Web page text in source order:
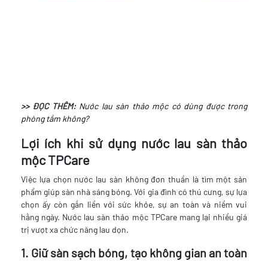
>> ĐỌC THÊM: Nước lau sàn thảo mộc có dùng được trong
phòng tắm không?
Lợi ích khi sử dụng nước lau sàn thảo
mộc TPCare
Việc lựa chọn nước lau sàn không đơn thuần là tìm một sản
phẩm giúp sàn nhà sáng bóng. Với gia đình có thú cưng, sự lựa
chọn ấy còn gắn liền với sức khỏe, sự an toàn và niềm vui
hằng ngày. Nước lau sàn thảo mộc TPCare mang lại nhiều giá
trị vượt xa chức năng lau dọn.
1. Giữ sàn sạch bóng, tạo không gian an toàn